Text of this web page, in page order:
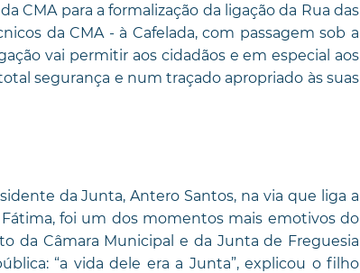
CMA para a formalização da ligação da Rua das
da CMA - à Cafelada, com passagem sob a
vai permitir aos cidadãos e em especial aos
segurança e num traçado apropriado às suas
da Junta, Antero Santos, na via que liga a
foi um dos momentos mais emotivos do
da Câmara Municipal e da Junta de Freguesia
“a vida dele era a Junta”, explicou o filho